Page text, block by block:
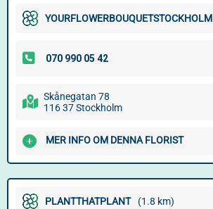
YOURFLOWERBOUQUETSTOCKHOLM
Skånegatan 78
116 37 Stockholm
MER INFO OM DENNA FLORIST
PLANTTHATPLANT (1.8 km)